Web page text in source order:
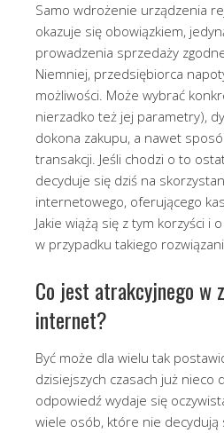
Samo wdrożenie urządzenia
okazuje się obowiązkiem,
prowadzenia sprzedaży
Niemniej, przedsiębiorca
możliwości. Może wybrać
nierzadko też jej parametry),
dokona zakupu, a nawet
transakcji. Jeśli chodzi o to
decyduje się dziś na
internetowego, oferującego
Jakie wiążą się z tym korzyści i
w przypadku takiego
Co jest atrakcyjnego w
internet?
Być może dla wielu tak
dzisiejszych czasach już nieco
odpowiedź wydaje się
wiele osób, które nie decydują